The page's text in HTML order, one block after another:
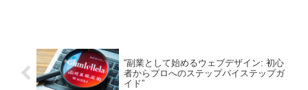
“副業として始めるウェブデザイン: 初心
者からプロへのステップバイステップガ
イド”